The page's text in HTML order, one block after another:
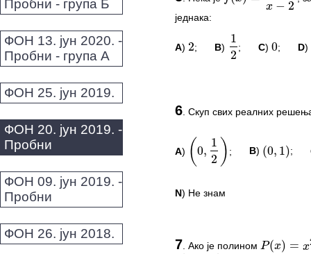
Пробни - група Б
ФОН 13. јун 2020. -
Пробни - група А
ФОН 25. јун 2019.
ФОН 20. јун 2019. -
Пробни
ФОН 09. јун 2019. -
Пробни
ФОН 26. јун 2018.
Овај задатак нема
*Морате бити логовани
једнака:
A) 2; B)
1
12; C)
0
0; D)
2
*Морате бити логовани
6 Скуп свих реалних
A)
(0,
2 )
(0 ,12) ; B)
(0,1 )
(0,1 ) ;
N) Не знам
7. Ако је полином P(x)=x 2019
− − 5